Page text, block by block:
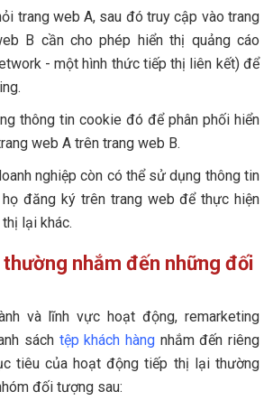
trang web A, sau đó truy cập vào trang
B cần cho phép hiển thị quảng cáo
- một hình thức tiếp thị liên kết) để
thông tin cookie đó để phân phối hiển
web A trên trang web B.
nghiệp còn có thể sử dụng thông tin
đăng ký trên trang web để thực hiện
lại khác.
nhắm đến những đối
và lĩnh vực hoạt động, remarketing
sách tệp khách hàngnhắm đến riêng
tiêu của hoạt động tiếp thị lại thường
đối tượng sau: